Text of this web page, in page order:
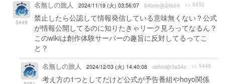
5449
名無しの旅人 2024/11/19 (火) 03:56:07 64bde@34b64 >> 5432
禁止したら公認して情報発信している意味無くない？公式
が情報公開してるのに知りたきゃリーク見ろってなるん？
このwikiは創作体験サーバーの趣旨に反対してるってこ
と？
名無しの旅人 2024/12/03 (火) 14:40:08 ddfdd@3a34e >> 5449
考え方の1つとしてだけど公式が予告番組やhoyo関係